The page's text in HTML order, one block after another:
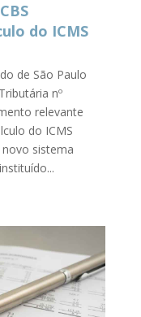
do ICMS
de São Paulo
nº
relevante
do ICMS
sistema